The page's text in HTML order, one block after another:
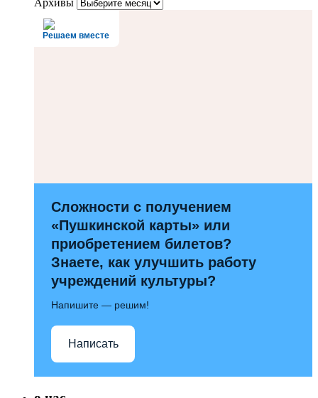
Решаем вместе
Сложности с получением
«Пушкинской карты» или
приобретением билетов?
Знаете, как улучшить работу
учреждений культуры?
Напишите — решим!
Написать